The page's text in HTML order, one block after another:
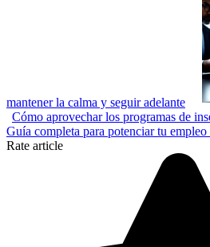
mantener la calma y seguir adelante
Cómo aprovechar los programas de
Guía completa para potenciar tu empleo
Rate article